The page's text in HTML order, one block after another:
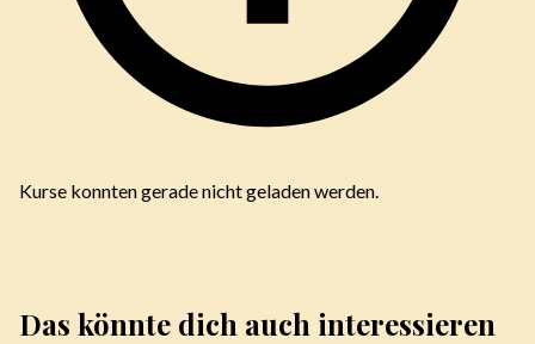
Kurse konnten gerade nicht geladen werden.
Das könnte dich auch interessieren